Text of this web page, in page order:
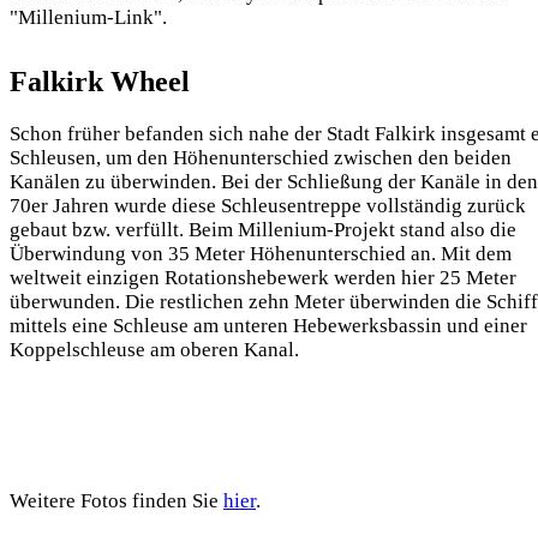
"Millenium-Link".
Falkirk Wheel
Schon früher befanden sich nahe der Stadt Falkirk insgesamt
Schleusen, um den Höhenunterschied zwischen den beiden
Kanälen zu überwinden. Bei der Schließung der Kanäle in den
70er Jahren wurde diese Schleusentreppe vollständig zurück
gebaut bzw. verfüllt. Beim Millenium-Projekt stand also die
Überwindung von 35 Meter Höhenunterschied an. Mit dem
weltweit einzigen Rotationshebewerk werden hier 25 Meter
überwunden. Die restlichen zehn Meter überwinden die
mittels eine Schleuse am unteren Hebewerksbassin und einer
Koppelschleuse am oberen Kanal.
Weitere Fotos finden Sie hier.